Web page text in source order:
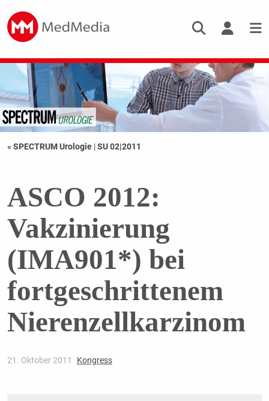
« SPECTRUM Urologie |SU 02|2011
ASCO 2012:
Vakzinierung
(IMA901*) bei
fortgeschrittenem
Nierenzellkarzinom
21. Oktober 2011 Kongress